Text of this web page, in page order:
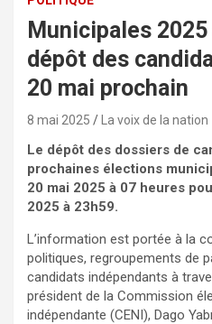
Municipales 2025
dépôt des
20 mai prochain
8 mai 2025 La voix de la nation
Le dépôt des dossiers de
prochaines élections
20 mai 2025 à 07 heures
2025 à 23h59.
L’information est portée à la
politiques, regroupements de
candidats indépendants à
président de la Commission
indépendante (CENI), Dago